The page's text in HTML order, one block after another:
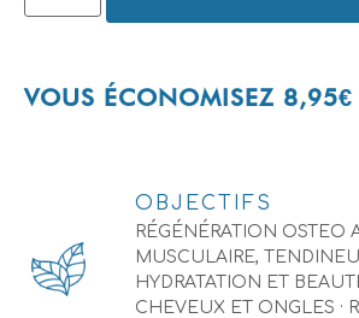
VOUS ÉCONOMISEZ 8,95€
OBJECTIFS
RÉGÉNÉRATION OSTEO
MUSCULAIRE,
HYDRATATION ET
CHEVEUX ET ONGLES ·